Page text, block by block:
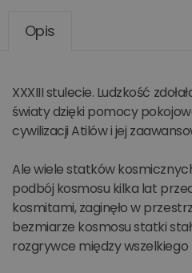
Opis
XXXIII stulecie. Ludzkość
światy dzięki pomocy
cywilizacji Atilów i jej
Ale wiele statków
podbój kosmosu kilka lat
kosmitami, zaginęło w
bezmiarze kosmosu statki
rozgrywce między